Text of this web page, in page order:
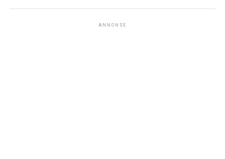
ANNONSE